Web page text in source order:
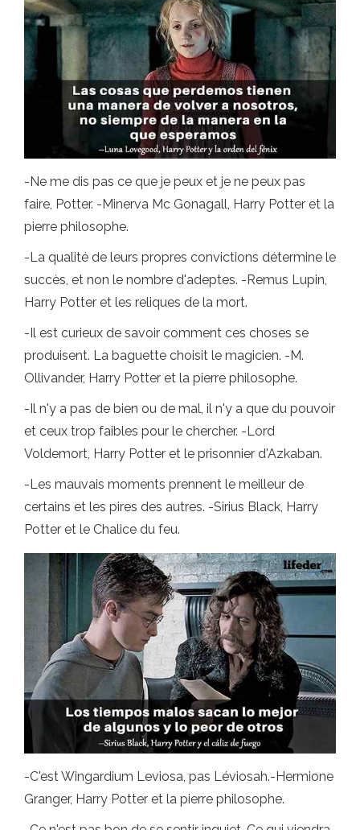
-Ne me dis pas ce que je peux et je ne peux pas
faire, Potter. -Minerva Mc Gonagall, Harry Potter et la
pierre philosophe.
-La qualité de leurs propres convictions détermine le
succès, et non le nombre d'adeptes. -Remus Lupin,
Harry Potter et les reliques de la mort.
-Il est curieux de savoir comment ces choses se
produisent. La baguette choisit le magicien. -M.
Ollivander, Harry Potter et la pierre philosophe.
-Il n'y a pas de bien ou de mal, il n'y a que du pouvoir
et ceux trop faibles pour le chercher. -Lord
Voldemort, Harry Potter et le prisonnier d'Azkaban.
-Les mauvais moments prennent le meilleur de
certains et les pires des autres. -Sirius Black, Harry
Potter et le Chalice du feu.
-C'est Wingardium Leviosa, pas Léviosah.-Hermione
Granger, Harry Potter et la pierre philosophe.